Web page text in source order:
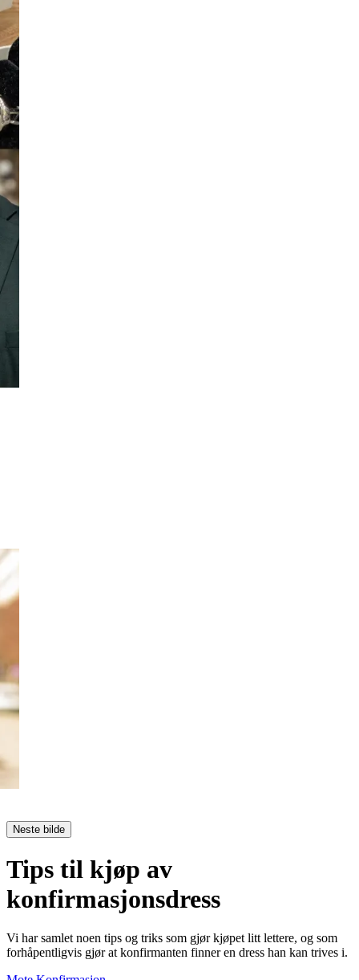
Neste bilde
Tips til kjøp av
konfirmasjonsdress
Vi har samlet noen tips og triks som gjør kjøpet litt lettere, og som
forhåpentligvis gjør at konfirmanten finner en dress han kan trives i.